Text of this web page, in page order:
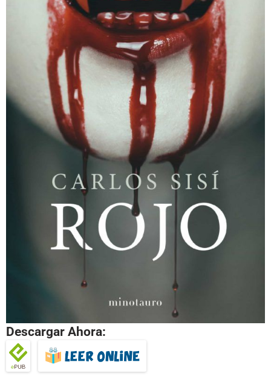
Descargar Ahora: